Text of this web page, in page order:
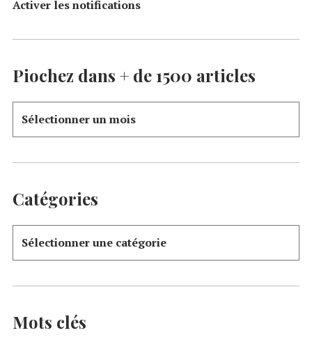
Activer les notifications
Piochez dans + de 1500 articles
Catégories
Mots clés